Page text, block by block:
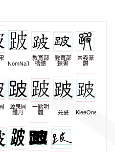
NomNaTong
教育部
楷體
教育部
隸書
崇羲篆
體
源泉圓
體丹
一點明
體
芫荽 KleeOne